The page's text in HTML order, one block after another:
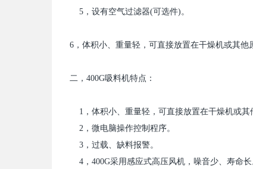
5 ，设有空气过滤器(可选件) 。
6 ，体积小、重量轻，可直接放置在干燥机或其
二， 400G吸料机特点：
1 ，体积小、重量轻，可直接放置在干燥机或
2 ，微电脑操作控制程序。
3 ，过载、缺料报警。
4 ， 400G采用感应式高压风机，噪音少、寿命长